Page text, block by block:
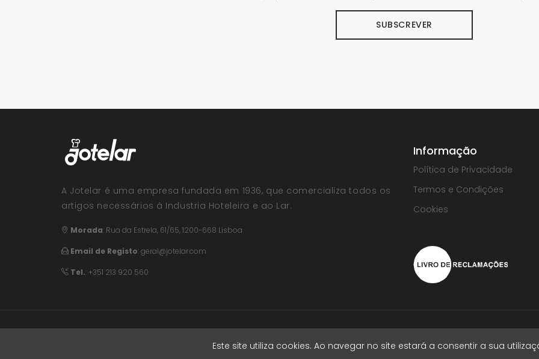
Este site utiliza cookies. Ao navegar no site estará a consentir a sua
SUBSCREVER
A Jotelar é uma empresa fundada em 1936, que comercializa todos os
artigos necessários à Industria Hoteleira e ao Lar.
Morada: Rua da Estrela, 61/65, 1200-668 Lisboa
Email de Registo:geral@jotelar.com
Tel.: +351 213 920 560
Informação
Política de Privacidade
Termos e Condições
Cookies